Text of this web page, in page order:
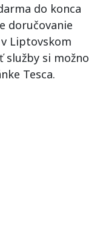
do konca
doručovanie
Liptovskom
služby si možno
Tesca.